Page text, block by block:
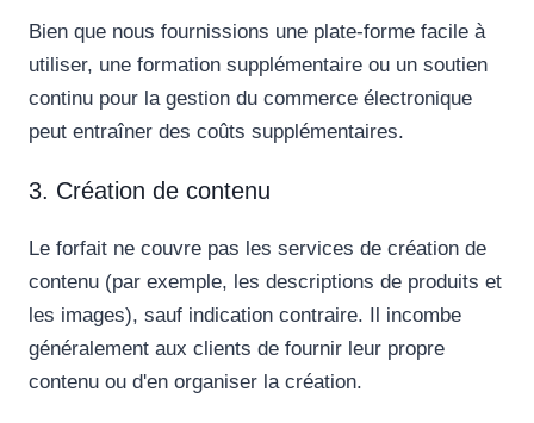
Bien que nous fournissions une plate-forme facile à
utiliser, une formation supplémentaire ou un soutien
continu pour la gestion du commerce électronique
peut entraîner des coûts supplémentaires.
3. Création de contenu
Le forfait ne couvre pas les services de création de
contenu (par exemple, les descriptions de produits et
les images), sauf indication contraire. Il incombe
généralement aux clients de fournir leur propre
contenu ou d'en organiser la création.